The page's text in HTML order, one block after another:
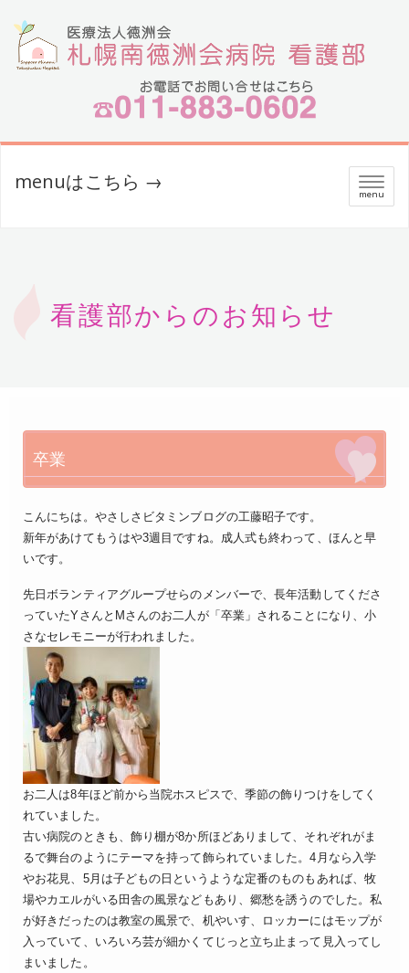
メ
ニ
menu
menuはこちら →
看護部からのお知らせ
卒業
こんにちは。やさしさビタミンブログの工藤昭子です。
新年があけてもうはや3週目ですね。成人式も終わって、ほんと早
いです。
先日ボランティアグループせらのメンバーで、長年活動してくださ
っていたYさんとMさんのお二人が「卒業」されることになり、小
さなセレモニーが行われました。
お二人は8年ほど前から当院ホスピスで、季節の飾りつけをしてく
れていました。
古い病院のときも、飾り棚が8か所ほどありまして、それぞれがま
るで舞台のようにテーマを持って飾られていました。4月なら入学
やお花見、5月は子どもの日というような定番のものもあれば、牧
場やカエルがいる田舎の風景などもあり、郷愁を誘うのでした。私
が好きだったのは教室の風景で、机やいす、ロッカーにはモップが
入っていて、いろいろ芸が細かくてじっと立ち止まって見入ってし
まいました。